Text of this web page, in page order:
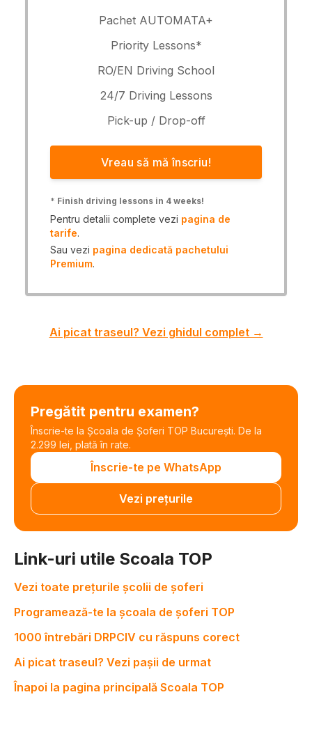
Pachet AUTOMATA+
Priority Lessons*
RO/EN Driving School
24/7 Driving Lessons
Pick-up / Drop-off
Vreau să mă înscriu!
* Finish driving lessons in 4 weeks!
Pentru detalii complete vezi pagina de
tarife.
Sau vezi pagina dedicată pachetului
Premium.
Ai picat traseul? Vezi ghidul complet →
Pregătit pentru examen?
Înscrie-te la Școala de Șoferi TOP București. De la
2.299 lei, plată în rate.
Înscrie-te pe WhatsApp
Vezi prețurile
Link-uri utile Scoala TOP
Vezi toate prețurile școlii de șoferi
Programează-te la școala de șoferi TOP
1000 întrebări DRPCIV cu răspuns corect
Ai picat traseul? Vezi pașii de urmat
Înapoi la pagina principală Scoala TOP